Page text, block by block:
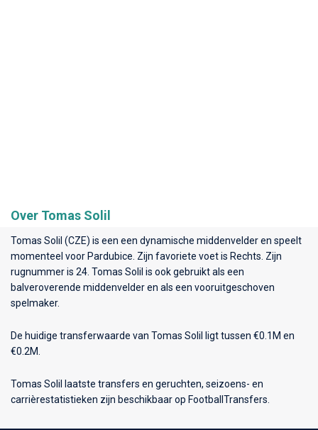
Over Tomas Solil
Tomas Solil (CZE) is een een dynamische middenvelder en speelt
momenteel voor Pardubice . Zijn favoriete voet is Rechts. Zijn
rugnummer is 24. Tomas Solil is ook gebruikt als een
balveroverende middenvelder en als een vooruitgeschoven
spelmaker.
De huidige transferwaarde van Tomas Solil ligt tussen €0.1M en
€0.2M.
Tomas Solil laatste transfers en geruchten, seizoens- en
carrièrestatistieken zijn beschikbaar op FootballTransfers.